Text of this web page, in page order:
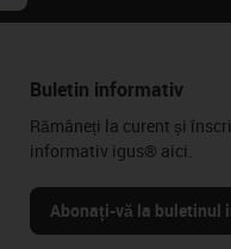
Buletin informativ
Rămâneți la curent și
informativ igus® aici.
Abonați-vă la buletinul